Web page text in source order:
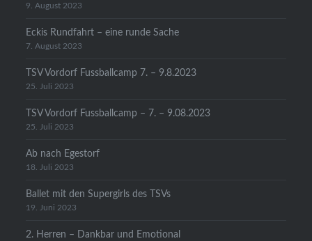
9. August 2023
Eckis Rundfahrt – eine runde Sache
7. August 2023
TSV Vordorf Fussballcamp 7. – 9.8.2023
25. Juli 2023
TSV Vordorf Fussballcamp – 7. – 9.08.2023
25. Juli 2023
Ab nach Egestorf
18. Juli 2023
Ballet mit den Supergirls des TSVs
19. Juni 2023
2. Herren – Dankbar und Emotional